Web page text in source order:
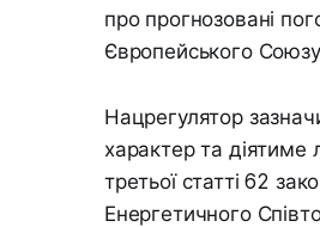
про прогнозовані
Європейського
Нацрегулятор
характер та діятиме
третьої статті 62
Енергетичного